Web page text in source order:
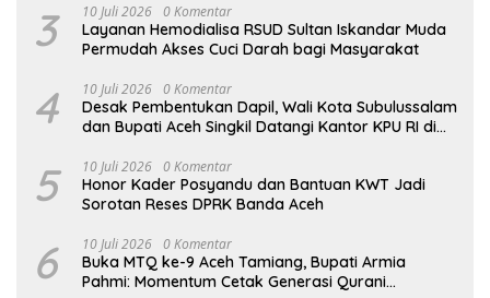
3 10 Juli 2026 0 Komentar
Layanan Hemodialisa RSUD Sultan Iskandar Muda
Permudah Akses Cuci Darah bagi Masyarakat
4 10 Juli 2026 0 Komentar
Desak Pembentukan Dapil, Wali Kota Subulussalam
dan Bupati Aceh Singkil Datangi Kantor KPU RI di
5 10 Juli 2026 0 Komentar
Honor Kader Posyandu dan Bantuan KWT Jadi
Sorotan Reses DPRK Banda Aceh
6 10 Juli 2026 0 Komentar
Buka MTQ ke-9 Aceh Tamiang, Bupati Armia
Pahmi: Momentum Cetak Generasi Qurani